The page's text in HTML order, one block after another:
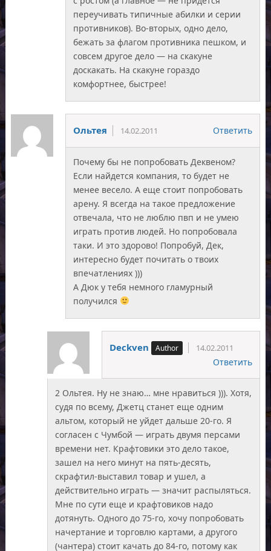
переучивать типичные абилки и серии
противников). Во-вторых, одно дело,
бежать за флагом противника пешком, и
совсем другое дело — на скакуне
доскакать. На скакуне гораздо
комфортнее, быстрее!
Ольтея 14.02.2011 Ответить
Почему бы не попробовать Деквеном?
Если найдется компания, то будет не
менее весело. А еще стоит попробовать
арену. Я всегда на такое предложение
отвечала, что не люблю пвп и не умею
играть против людей. Но попробовала
таки. И это здорово! Попробуй, Дек,
интересно будет почитать о твоих
впечатлениях )))
А Дюк у тебя немного гламурный
получился
Deckven 14.02.2011
Ответить
2 Ольтея. Ну не знаю… мне нравиться ))). Хотя,
судя по всему, Джетц станет еще одним
альтом, который не уйдет дальше 20-го. Я
согласен с Чумбой — играть двумя персами
времени нет. Крафтовики это дело такое,
зашел на него минут на пять-десять,
скрафтил-выставил товар и ушел, а
действительно играть — значит распыляться.
Мне по сути еще и крафтовиков надо
дотянуть. Одного до 75-го, хочу попробовать
начертание и торговлю картами, а другого
(чантера) стоит качать до 84-го, потому как